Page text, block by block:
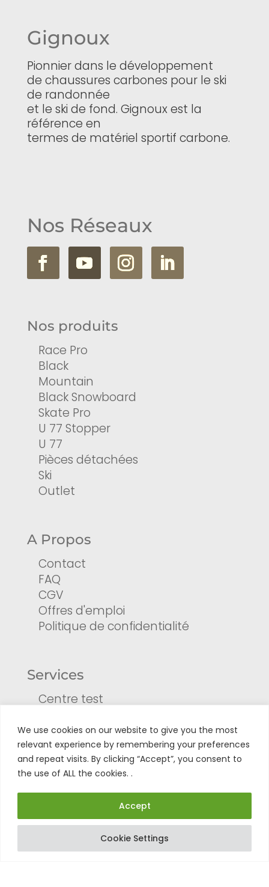
We use cookies on our website to give you the most
relevant experience by remembering your preferences
and repeat visits. By clicking “Accept”, you consent to
the use of ALL the cookies. .
Cookie Settings
Accept
Gignoux
Pionnier dans le développement
de chaussures carbones pour le ski
de randonnée
et le ski de fond. Gignoux est la
référence en
termes de matériel sportif carbone.
Nos Réseaux
Nos produits
Race Pro
Black
Mountain
Black Snowboard
Skate Pro
U 77 Stopper
U 77
Pièces détachées
Ski
Outlet
A Propos
Contact
FAQ
CGV
Offres d'emploi
Politique de confidentialité
Services
Centre test
Enregistrer son produit
Tuto